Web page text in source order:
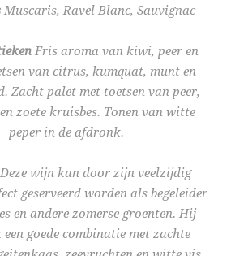
Muscaris, Ravel Blanc, Sauvignac
Fris aroma van kiwi, peer en
van citrus, kumquat, munt en
Zacht palet met toetsen van peer,
zoete kruisbes. Tonen van witte
peper in de afdronk.
wijn kan door zijn veelzijdig
geserveerd worden als begeleider
en andere zomerse groenten. Hij
goede combinatie met zachte